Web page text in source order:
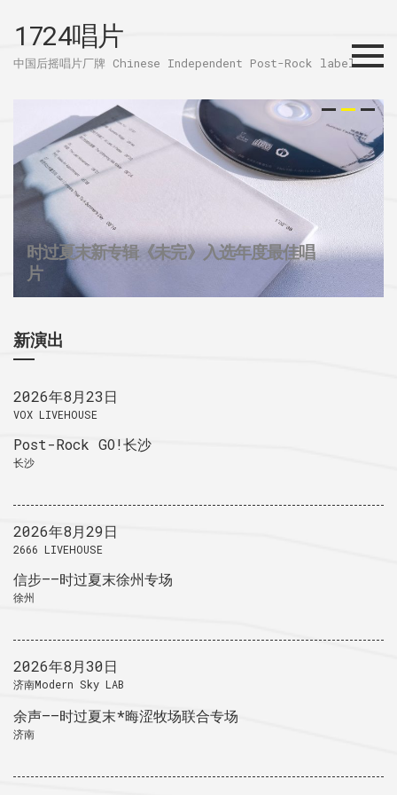
1724唱片
中国后摇唱片厂牌 Chinese Independent Post-Rock label
Menu
1724唱片的2025
时过夏末新专辑《未完》入选年度最佳唱
片
32个城市后摇群
新演出
2026年8月23日
VOX LIVEHOUSE
Post-Rock GO!长沙
长沙
2026年8月29日
2666 LIVEHOUSE
信步——时过夏末徐州专场
徐州
2026年8月30日
济南Modern Sky LAB
余声——时过夏末*晦涩牧场联合专场
济南